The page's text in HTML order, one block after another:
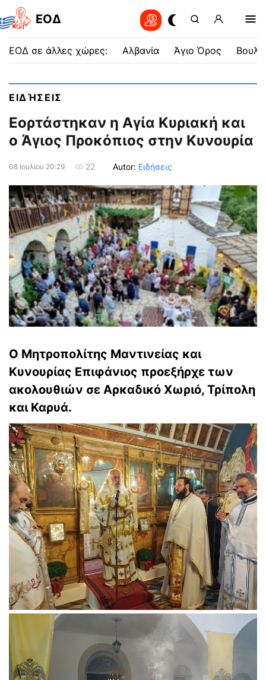
EOΔ
ΕΟΔ σε άλλες χώρες: Αλβανία Άγιο Όρος
ΕΙΔΉΣΕΙΣ
Εορτάστηκαν η Αγία Κυριακή και
ο Άγιος Προκόπιος στην Κυνουρία
08 Ιουλίου 20:29 22 Autor: Ειδήσεις
Ο Μητροπολίτης Μαντινείας και
Κυνουρίας Επιφάνιος προεξήρχε των
ακολουθιών σε Αρκαδικό Χωριό, Τρίπολη
και Καρυά.